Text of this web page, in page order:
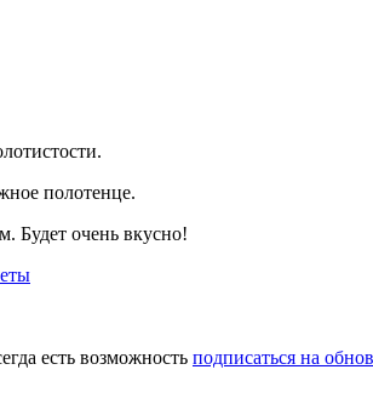
полотенце.
Будет очень вкусно!
есть возможность подписаться на